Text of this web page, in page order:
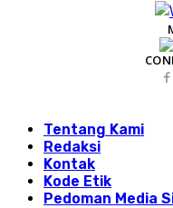
Tentang Kami
Redaksi
Kontak
Kode Etik
Pedoman Media